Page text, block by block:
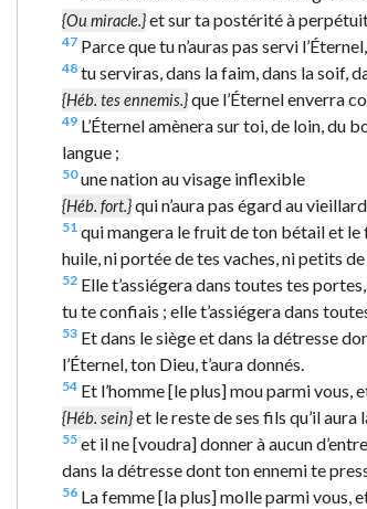
{Ou miracle.}et sur ta postérité à
47 Parce que tu n’auras pas servi
48 tu serviras, dans la faim, dans la soif,
{Héb. tes ennemis.}que l’Éternel enverra
49 L’Éternel amènera sur toi, de loin, du
langue ;
50une nation au visage inflexible
{Héb. fort.}qui n’aura pas égard au
51 qui mangera le fruit de ton bétail et le
huile, ni portée de tes vaches, ni petits
52 Elle t’assiégera dans toutes tes
tu te confiais ; elle t’assiégera dans
53 Et dans le siège et dans la détresse
l’Éternel, ton Dieu, t’aura donnés.
54 Et l’homme [le plus] mou parmi vous,
{Héb. sein}et le reste de ses fils qu’il aura
55 et il ne [voudra] donner à aucun
dans la détresse dont ton ennemi te
56 La femme [la plus] molle parmi vous,